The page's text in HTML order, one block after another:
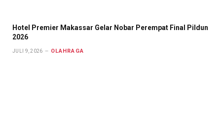
Hotel Premier Makassar Gelar Nobar Perempat Final Pildun
2026
JULI 9, 2026 OLAHRAGA